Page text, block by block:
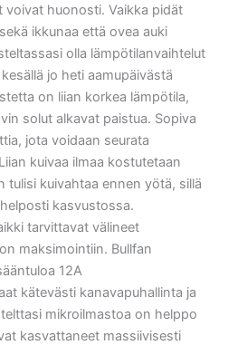
voivat huonosti. Vaikka pidät
ikkunaa että ovea auki
olla lämpötilanvaihtelut
jo heti aamupäivästä
on liian korkea lämpötila,
solut alkavat paistua. Sopiva
jota voidaan seurata
kuivaa ilmaa kostutetaan
tulisi kuivahtaa ennen yötä, sillä
kasvustossa.
tarvittavat välineet
maksimointiin. Bullfan
12A
kätevästi kanavapuhallinta ja
mikroilmastoa on helppo
kasvattaneet massiivisesti